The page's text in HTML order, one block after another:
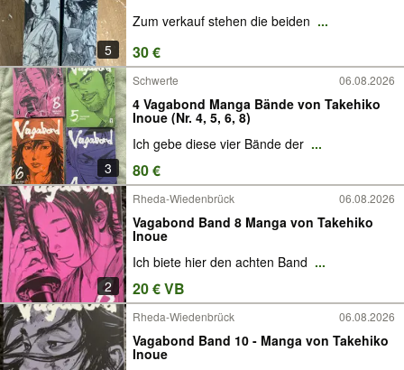
5
Zum verkauf stehen die beiden ...
30 €
3
Schwerte 06.08.2026
4 Vagabond Manga Bände von Takehiko
Inoue (Nr. 4, 5, 6, 8)
Ich gebe diese vier Bände der ...
80 €
2
Rheda-Wiedenbrück 06.08.2026
Vagabond Band 8 Manga von Takehiko
Inoue
Ich biete hier den achten Band ...
20 € VB
Rheda-Wiedenbrück 06.08.2026
Vagabond Band 10 - Manga von Takehiko
Inoue